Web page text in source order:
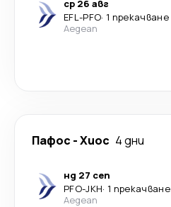
ср 26 авг
EFL-PFO· 1 прекачване
Aegean
Пафос -Хиос 4 дни
нд 27 сеп
PFO-JKH· 1 прекачване
Aegean